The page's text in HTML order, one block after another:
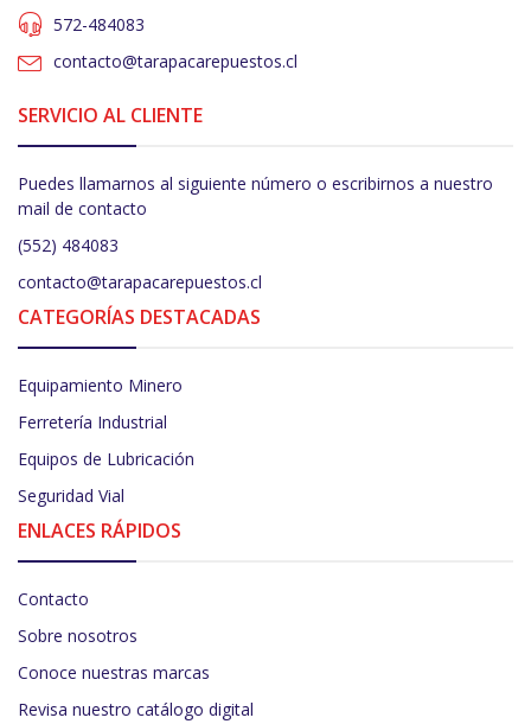
572-484083
contacto@tarapacarepuestos.cl
SERVICIO AL CLIENTE
Puedes llamarnos al siguiente número o escribirnos a nuestro
mail de contacto
(552) 484083
contacto@tarapacarepuestos.cl
CATEGORÍAS DESTACADAS
Equipamiento Minero
Ferretería Industrial
Equipos de Lubricación
Seguridad Vial
ENLACES RÁPIDOS
Contacto
Sobre nosotros
Conoce nuestras marcas
Revisa nuestro catálogo digital